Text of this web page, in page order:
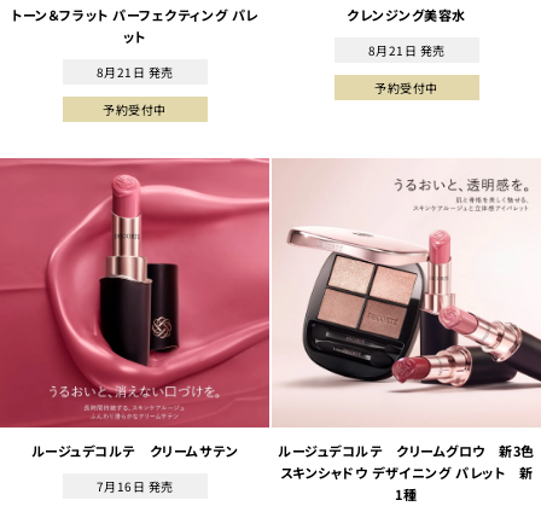
トーン＆フラット パーフェクティング パレ
ット
8月21日 発売
予約受付中
クレンジング美容水
8月21日 発売
予約受付中
ルージュデコルテ クリームサテン
7月16日 発売
ルージュデコルテ クリームグロウ 新3色
スキンシャドウ デザイニング パレット 新
1種